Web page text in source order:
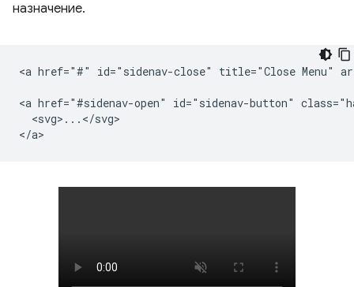
назначение.
<a href="#" id="sidenav-close" title="Close Menu"
<a href="#sidenav-open" id="sidenav-button"
  <svg>...</svg>